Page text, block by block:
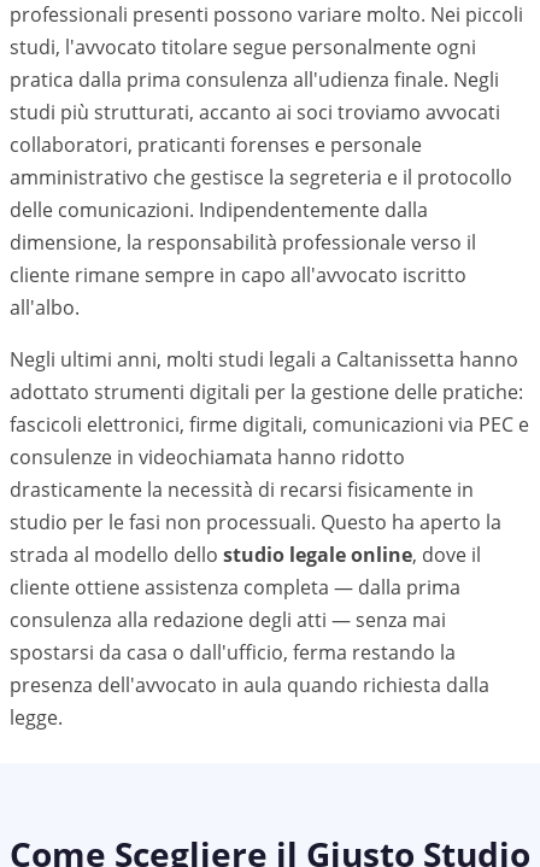
professionali presenti possono variare molto. Nei piccoli
studi, l'avvocato titolare segue personalmente ogni
pratica dalla prima consulenza all'udienza finale. Negli
studi più strutturati, accanto ai soci troviamo avvocati
collaboratori, praticanti forenses e personale
amministrativo che gestisce la segreteria e il protocollo
delle comunicazioni. Indipendentemente dalla
dimensione, la responsabilità professionale verso il
cliente rimane sempre in capo all'avvocato iscritto
all'albo.
Negli ultimi anni, molti studi legali a Caltanissetta hanno
adottato strumenti digitali per la gestione delle pratiche:
fascicoli elettronici, firme digitali, comunicazioni via PEC e
consulenze in videochiamata hanno ridotto
drasticamente la necessità di recarsi fisicamente in
studio per le fasi non processuali. Questo ha aperto la
strada al modello dello studio legale online, dove il
cliente ottiene assistenza completa — dalla prima
consulenza alla redazione degli atti — senza mai
spostarsi da casa o dall'ufficio, ferma restando la
presenza dell'avvocato in aula quando richiesta dalla
legge.
Come Scegliere il Giusto Studio